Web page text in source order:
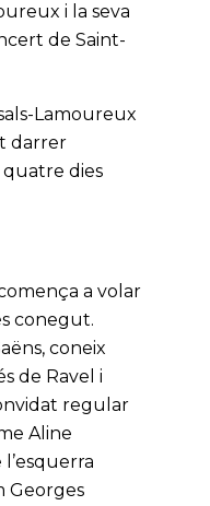
i la seva
de Saint-
Lamoureux
darrer
dies
a volar
conegut.
coneix
de Ravel i
regular
Aline
Georges